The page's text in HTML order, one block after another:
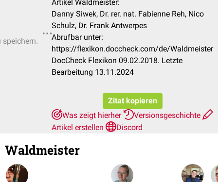
speichern.
Artikel Waldmeister:
Danny Siwek, Dr. rer. nat. Fabienne Reh, Nico
Schulz, Dr. Frank Antwerpes
Abrufbar unter:
https://flexikon.doccheck.com/de/Waldmeister
DocCheck Flexikon 09.02.2018. Letzte
Bearbeitung 13.11.2024
Zitat kopieren
Was zeigt hierher
Versionsgeschichte
Artikel erstellen
Discord
Waldmeister